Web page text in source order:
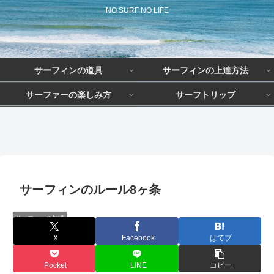
NO SURF NO LIFE
サーフィンの道具 サーフィンの上達方法
サーファーの楽しみ方
サーフトリップ
上達までの期間は？
初期費用はどのくらい？
サーフィン初心者こそアップル
サーフィンのルール8ヶ条
サーファーの知識
X Facebook はてブ
Pocket LINE コピー